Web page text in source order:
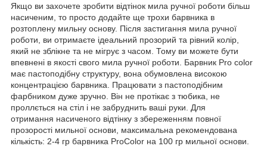
Якщо ви захочете зробити відтінок мила ручної роботи більш
насиченим, то просто додайте ще трохи барвника в
розтоплену мильну основу. Після застигання мила ручної
роботи, ви отримаєте ідеальний прозорий та рівний колір,
який не зблікне та не мігрує з часом. Тому ви можете бути
впевнені в якості свого мила ручної роботи. Барвник Pro color
має пастоподібну структуру, вона обумовлена ​​високою
концентрацією барвника. Працювати з пастоподібним
фарбником дуже зручно. Він не протікає з тюбика, не
проллється на стіл і не забруднить ваші руки. Для
отримання насиченого відтінку з збереженням повної
прозорості мильної основи, максимальна рекомендована
кількість: 2-4 гр барвника ProColor на 100 гр мильної основи.